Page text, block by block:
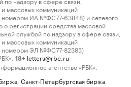
массовых коммуникаций
номером ИА №ФС77-63848) и сетевого
о регистрации средства массовой
службой по надзору в сфере связи,
массовых коммуникаций
номером ЭЛ №ФС77-82385)
18+ letters@rbc.ru
агентство «РБК».
Санкт-Петербургская биржа